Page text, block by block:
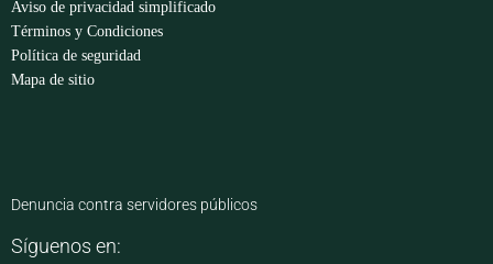
Aviso de privacidad simplificado
Términos y Condiciones
Política de seguridad
Mapa de sitio
Denuncia contra servidores públicos
Síguenos en: